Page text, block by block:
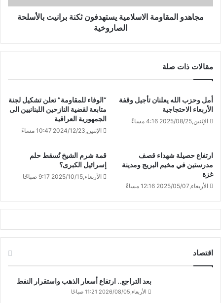
مجاهدو المقاومة الاسلامية يستهدفون ثكنة ‏برانيت بالأسلحة
الصاروخية
مقالات ذات صلة
أمل وحزب الله يعلنان تأجيل وقفة
الأربعاء الاحتجاجية
الإثنين,2025/08/25 4:16 مساءً
“الوفاء للمقاومة” تعلن تشكيل لجنة
متابعة لقضية النازحين اللبنانيين الى
الجمهورية العراقية
الإثنين,2024/12/23 10:47 مساءً
ارتفاع حصيلة شهداء قصف
مدرستين في مخيم البريج ومدينة
غزة
الأربعاء,2025/05/07 12:16 مساءً
قمة شرم الشيخ تُسقط حلم
إسرائيل الكبرى؟
الأربعاء,2025/10/15 9:17 صباحًا
اقتصاد
بعد التراجع.. ارتفاع أسعار الذهب واستقرار النفط
الأربعاء,2026/08/05 11:21 صباحًا